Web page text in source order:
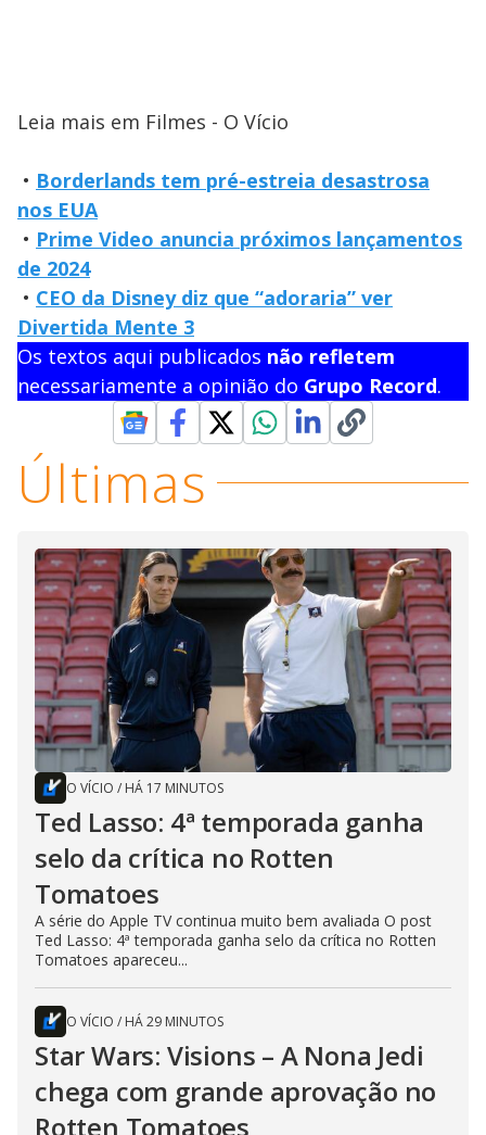
Leia mais em Filmes - O Vício
• Borderlands tem pré-estreia desastrosa
nos EUA
• Prime Video anuncia próximos lançamentos
de 2024
• CEO da Disney diz que “adoraria” ver
Divertida Mente 3
Os textos aqui publicados não refletem
necessariamente a opinião do Grupo Record.
Últimas
O VÍCIO / HÁ 17 MINUTOS
Ted Lasso: 4ª temporada ganha
selo da crítica no Rotten
Tomatoes
A série do Apple TV continua muito bem avaliada O post
Ted Lasso: 4ª temporada ganha selo da crítica no Rotten
Tomatoes apareceu...
O VÍCIO / HÁ 29 MINUTOS
Star Wars: Visions – A Nona Jedi
chega com grande aprovação no
Rotten Tomatoes